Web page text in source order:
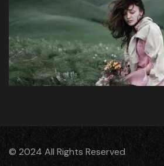
© 2024 All Rights Reserved